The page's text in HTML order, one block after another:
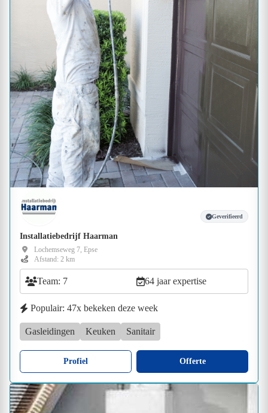
Geverifieerd
Installatiebedrijf Haarman
Lochemseweg 7, Epse
Afstand: 2 km
Team: 7 64 jaar expertise
Populair: 47x bekeken deze week
Gasleidingen Keuken Sanitair
Profiel Offerte